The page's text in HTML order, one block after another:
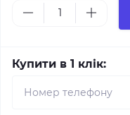
Купити в 1 клік: